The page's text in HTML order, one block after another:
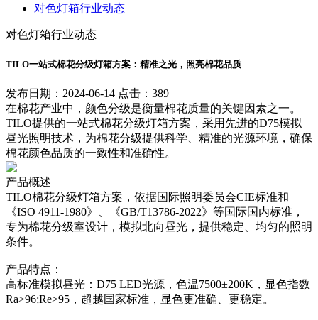
对色灯箱行业动态
对色灯箱行业动态
TILO一站式棉花分级灯箱方案：精准之光，照亮棉花品质
发布日期：2024-06-14 点击：389
在棉花产业中，颜色分级是衡量棉花质量的关键因素之一。
TILO提供的一站式棉花分级灯箱方案，采用先进的D75模拟
昼光照明技术，为棉花分级提供科学、精准的光源环境，确保
棉花颜色品质的一致性和准确性。
产品概述
TILO棉花分级灯箱方案，依据国际照明委员会CIE标准和
《ISO 4911-1980》、《GB/T13786-2022》等国际国内标准，
专为棉花分级室设计，模拟北向昼光，提供稳定、均匀的照明
条件。
产品特点：
高标准模拟昼光：D75 LED光源，色温7500±200K，显色指数
Ra>96;Re>95，超越国家标准，显色更准确、更稳定。